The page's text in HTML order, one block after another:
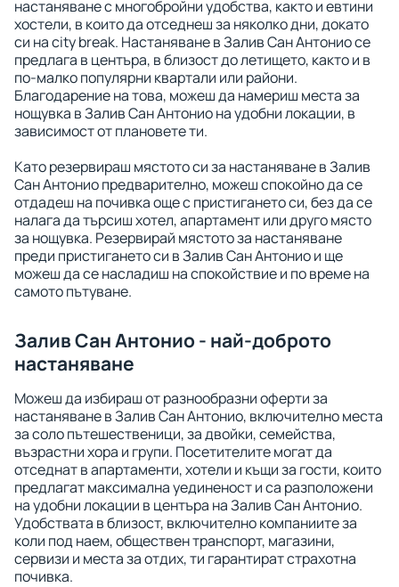
настаняване с многобройни удобства, както и евтини
хостели, в които да отседнеш за няколко дни, докато
си на city break. Настаняване в Залив Сан Антонио се
предлага в центъра, в близост до летището, както и в
по-малко популярни квартали или райони.
Благодарение на това, можеш да намериш места за
нощувка в Залив Сан Антонио на удобни локации, в
зависимост от плановете ти.
Като резервираш мястото си за настаняване в Залив
Сан Антонио предварително, можеш спокойно да се
отдадеш на почивка още с пристигането си, без да се
налага да търсиш хотел, апартамент или друго място
за нощувка. Резервирай мястото за настаняване
преди пристигането си в Залив Сан Антонио и ще
можеш да се насладиш на спокойствие и по време на
самото пътуване.
Залив Сан Антонио - най-доброто
настаняване
Можеш да избираш от разнообразни оферти за
настаняване в Залив Сан Антонио, включително места
за соло пътешественици, за двойки, семейства,
възрастни хора и групи. Посетителите могат да
отседнат в апартаменти, хотели и къщи за гости, които
предлагат максимална уединеност и са разположени
на удобни локации в центъра на Залив Сан Антонио.
Удобствата в близост, включително компаниите за
коли под наем, обществен транспорт, магазини,
сервизи и места за отдих, ти гарантират страхотна
почивка.